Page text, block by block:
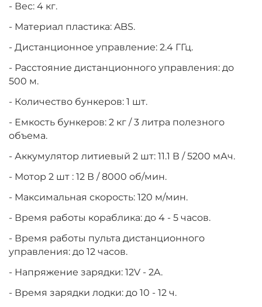
- Вес: 4 кг.
- Материал пластика: ABS.
- Дистанционное управление: 2.4 ГГц.
- Расстояние дистанционного управления: до
500 м.
- Количество бункеров: 1 шт.
- Емкость бункеров: 2 кг / 3 литра полезного
объема.
- Аккумулятор литиевый 2 шт: 11.1 В / 5200 мАч.
- Мотор 2 шт : 12 В / 8000 об/мин.
- Максимальная скорость: 120 м/мин.
- Время работы кораблика: до 4 - 5 часов.
- Время работы пульта дистанционного
управления: до 12 часов.
- Напряжение зарядки: 12V - 2A.
- Время зарядки лодки: до 10 - 12 ч.